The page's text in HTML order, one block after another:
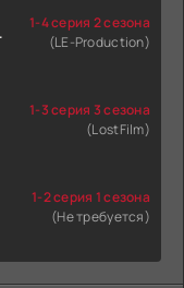
1-4 серия 2 сезона
(LE-Production)
1-3 серия 3 сезона
(LostFilm)
1-2 серия 1 сезона
(Не требуется)